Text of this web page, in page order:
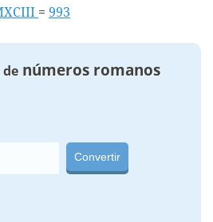
= 993
de números romanos
Convertir